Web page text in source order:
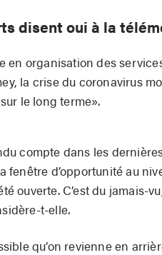
disent oui à la
en organisation des
la crise du coronavirus
le long terme».
compte dans les
fenêtre d’opportunité au
ouverte. C’est du jamais-
t-elle.
qu’on revienne en